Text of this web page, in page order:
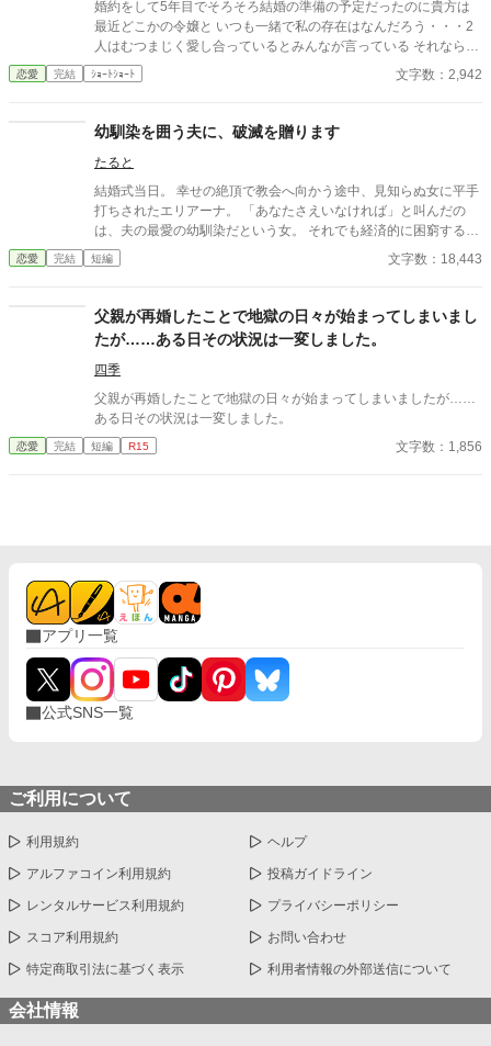
婚約をして5年目でそろそろ結婚の準備の予定だったのに貴方は
最近どこかの令嬢と いつも一緒で私の存在はなんだろう・・・2
人はむつまじく愛し合っているとみんなが言っている それなら私
はもういいです・・・貴方なんて大嫌い
恋愛 完結 ｼｮｰﾄｼｮｰﾄ 文字数：2,942
幼馴染を囲う夫に、破滅を贈ります
たると
結婚式当日。 幸せの絶頂で教会へ向かう途中、見知らぬ女に平手
打ちされたエリアーナ。 「あなたさえいなければ」と叫んだの
は、夫の最愛の幼馴染だという女。 それでも経済的に困窮する実
家を救うため、エリアーナは泣き寝入りするしかなかった。
恋愛 完結 短編 文字数：18,443
父親が再婚したことで地獄の日々が始まってしまいまし
たが……ある日その状況は一変しました。
四季
父親が再婚したことで地獄の日々が始まってしまいましたが……
ある日その状況は一変しました。
恋愛 完結 短編 R15 文字数：1,856
アプリ一覧
公式SNS一覧
ご利用について
利用規約 ヘルプ
アルファコイン利用規約 投稿ガイドライン
レンタルサービス利用規約 プライバシーポリシー
スコア利用規約 お問い合わせ
特定商取引法に基づく表示 利用者情報の外部送信について
会社情報